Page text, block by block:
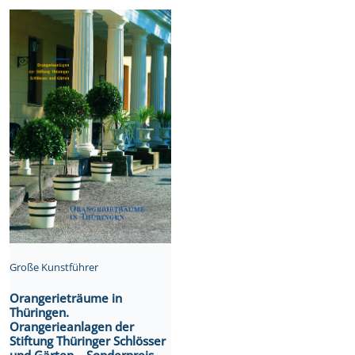
Große Kunstführer
Orangerieträume in
Thüringen.
Orangerieanlagen der
Stiftung Thüringer Schlösser